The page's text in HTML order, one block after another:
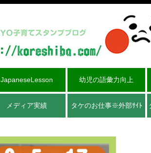
JapaneseLesson 幼児の語彙力向上
メディア実績 タケのお仕事※外部ｻｲﾄ